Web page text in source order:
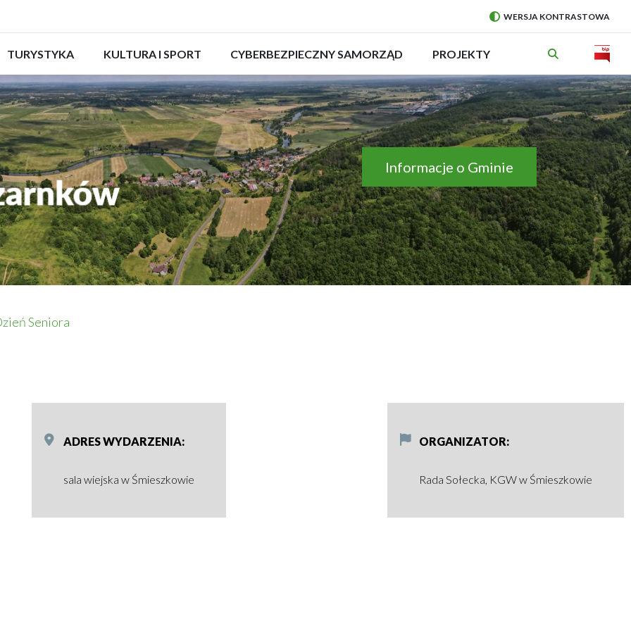
PRZEŁĄCZ
NA:
WERSJA KONTRASTOWA
ROZWIŃ
TURYSTYKA
ROZWIŃ
KULTURA I SPORT
ROZWIŃ
CYBERBEZPIECZNY SAMORZĄD
ROZWIŃ
PROJEKTY
Will
open
in
new
Informacje o Gminie
Seniora
ADRES WYDARZENIA
sala wiejska w Śmieszkowie
ORGANIZATOR
Rada Sołecka, KGW w Śmieszkowie